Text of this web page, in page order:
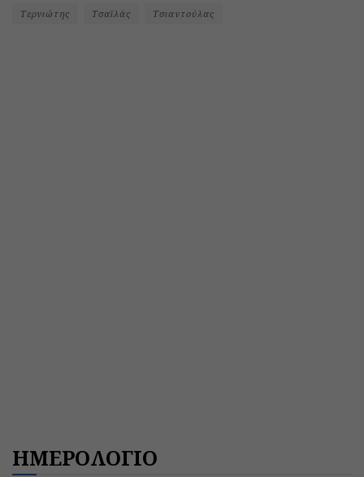
Τερνιώτης Τσαϊλάς Τσιαντούλας
ΗΜΕΡΟΛΟΓΙΟ